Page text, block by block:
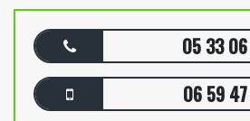
05 33
06 59